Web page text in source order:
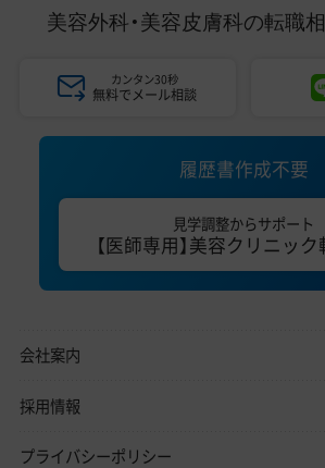
美容外科・美容皮膚科の転職
カンタン30秒
無料でメール相談
履歴書作成不要
見学調整からサポート
【医師専用】美容クリニッ
会社案内
採用情報
プライバシーポリシー